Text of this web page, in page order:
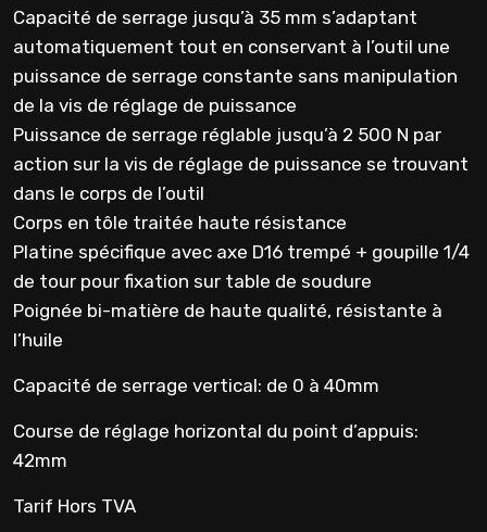
Capacité de serrage jusqu’à 35 mm s’adaptant
automatiquement tout en conservant à l’outil une
puissance de serrage constante sans manipulation
de la vis de réglage de puissance
Puissance de serrage réglable jusqu’à 2 500 N par
action sur la vis de réglage de puissance se trouvant
dans le corps de l’outil
Corps en tôle traitée haute résistance
Platine spécifique avec axe D16 trempé + goupille 1/4
de tour pour fixation sur table de soudure
Poignée bi-matière de haute qualité, résistante à
l’huile
Capacité de serrage vertical: de 0 à 40mm
Course de réglage horizontal du point d’appuis:
42mm
Tarif Hors TVA